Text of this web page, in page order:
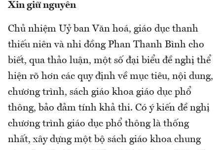
Xin giữ nguyên
Chủ nhiệm Uỷ ban Văn hoá, giáo dục thanh
thiếu niên và nhi đồng Phan Thanh Bình cho
biết, qua thảo luận, một số đại biểu đề nghị thể
hiện rõ hơn các quy định về mục tiêu, nội dung,
chương trình, sách giáo khoa giáo dục phổ
thông, bảo đảm tính khả thi. Có ý kiến đề nghị
chương trình giáo dục phổ thông là thống
nhất, xây dựng một bộ sách giáo khoa chung